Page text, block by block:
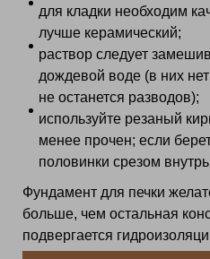
для кладки необходим
лучше керамический;
раствор следует
дождевой воде (в них
не останется разводов);
используйте резаный
менее прочен; если
половинки срезом
Фундамент для печки
больше, чем остальная
подвергается